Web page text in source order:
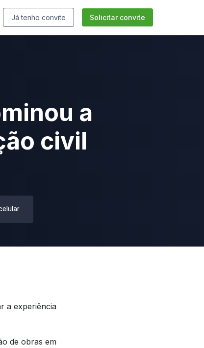
Já tenho convite Solicitar convite
a
civil
a experiência
de obras em